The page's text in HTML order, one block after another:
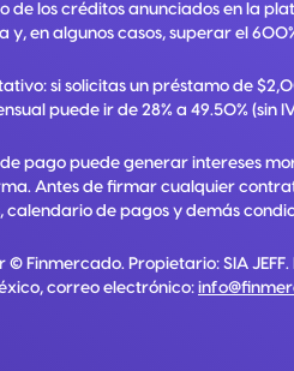
de los créditos anunciados en la
y, en algunos casos, superar el
si solicitas un préstamo de
puede ir de 28% a 49.50%
de pago puede generar intereses
Antes de firmar cualquier
calendario de pagos y demás
© Finmercado. Propietario: SIA JEFF.
, correo electrónico: